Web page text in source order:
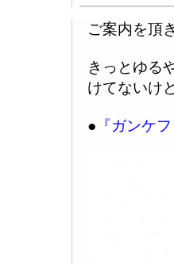
ご案内を頂
きっとゆる
けてないけ
● 『ガンケ